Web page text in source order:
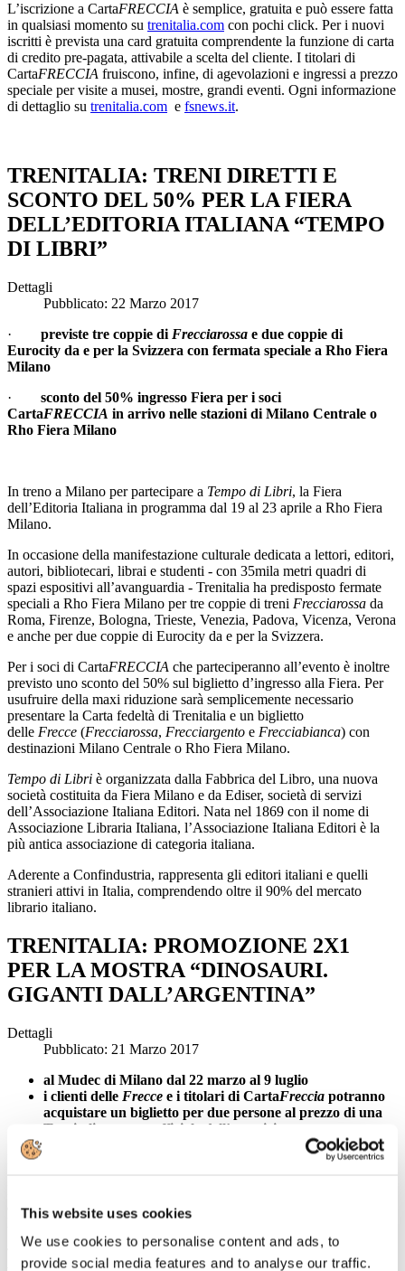
This website uses cookies
We use cookies to personalise content and ads, to
provide social media features and to analyse our traffic.
L’iscrizione a CartaFRECCIA è semplice, gratuita e può essere fatta
in qualsiasi momento su trenitalia.com con pochi click. Per i nuovi
iscritti è prevista una card gratuita comprendente la funzione di carta
di credito pre-pagata, attivabile a scelta del cliente. I titolari di
CartaFRECCIA fruiscono, infine, di agevolazioni e ingressi a prezzo
speciale per visite a musei, mostre, grandi eventi. Ogni informazione
di dettaglio su trenitalia.com e fsnews.it.
TRENITALIA: TRENI DIRETTI E
SCONTO DEL 50% PER LA FIERA
DELL’EDITORIA ITALIANA “TEMPO
DI LIBRI”
Dettagli
Pubblicato: 22 Marzo 2017
· previste tre coppie di Frecciarossa e due coppie di
Eurocity da e per la Svizzera con fermata speciale a Rho Fiera
Milano
· sconto del 50% ingresso Fiera per i soci
CartaFRECCIA in arrivo nelle stazioni di Milano Centrale o
Rho Fiera Milano
In treno a Milano per partecipare a Tempo di Libri, la Fiera
dell’Editoria Italiana in programma dal 19 al 23 aprile a Rho Fiera
Milano.
In occasione della manifestazione culturale dedicata a lettori, editori,
autori, bibliotecari, librai e studenti - con 35mila metri quadri di
spazi espositivi all’avanguardia - Trenitalia ha predisposto fermate
speciali a Rho Fiera Milano per tre coppie di treni Frecciarossa da
Roma, Firenze, Bologna, Trieste, Venezia, Padova, Vicenza, Verona
e anche per due coppie di Eurocity da e per la Svizzera.
Per i soci di CartaFRECCIA che parteciperanno all’evento è inoltre
previsto uno sconto del 50% sul biglietto d’ingresso alla Fiera. Per
usufruire della maxi riduzione sarà semplicemente necessario
presentare la Carta fedeltà di Trenitalia e un biglietto
delle Frecce (Frecciarossa, Frecciargento e Frecciabianca) con
destinazioni Milano Centrale o Rho Fiera Milano.
Tempo di Libri è organizzata dalla Fabbrica del Libro, una nuova
società costituita da Fiera Milano e da Ediser, società di servizi
dell’Associazione Italiana Editori. Nata nel 1869 con il nome di
Associazione Libraria Italiana, l’Associazione Italiana Editori è la
più antica associazione di categoria italiana.
Aderente a Confindustria, rappresenta gli editori italiani e quelli
stranieri attivi in Italia, comprendendo oltre il 90% del mercato
librario italiano.
TRENITALIA: PROMOZIONE 2X1
PER LA MOSTRA “DINOSAURI.
GIGANTI DALL’ARGENTINA”
Dettagli
Pubblicato: 21 Marzo 2017
al Mudec di Milano dal 22 marzo al 9 luglio
i clienti delle Frecce e i titolari di CartaFreccia potranno
acquistare un biglietto per due persone al prezzo di una
Trenitalia vettore ufficiale dell’esposizione
Milano, 21 marzo 2017
dall’Argentina, in programma al museo Mudec dal 22 marzo al 9
luglio 2017.
Trenitalia, la società di trasporto del Gruppo FS Italiane, è infatti